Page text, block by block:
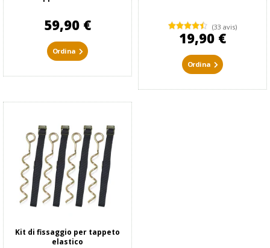
59,90 €
Ordina
(33 avis)
19,90 €
Ordina
Kit di fissaggio per tappeto
elastico